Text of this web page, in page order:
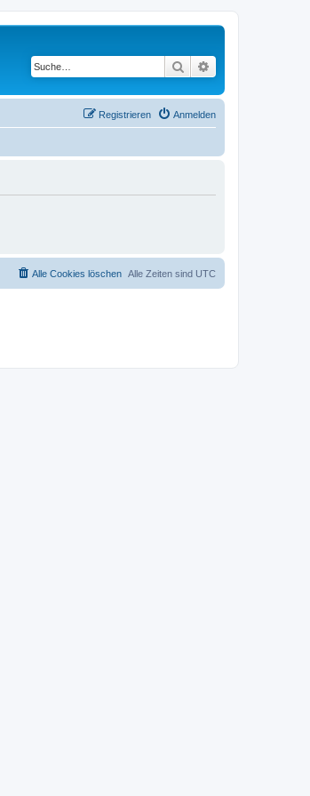
Suche
Anmelden
Registrieren
Alle Zeiten sind UTC
Alle Cookies löschen